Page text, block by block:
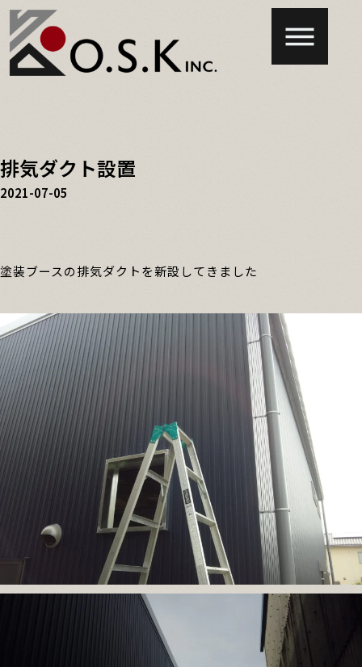
排気ダクト設置
2021-07-05
塗装ブースの排気ダクトを新設してきました